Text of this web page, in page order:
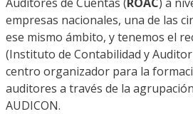
empresas nacionales, una de las
ese mismo ámbito, y tenemos el
(Instituto de Contabilidad y
centro organizador para la
auditores a través de la agrupación
AUDICON.